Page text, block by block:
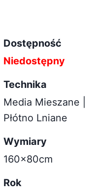
Dostępność
Niedostępny
Technika
Media Mieszane |
Płótno Lniane
Wymiary
160x80cm
Rok